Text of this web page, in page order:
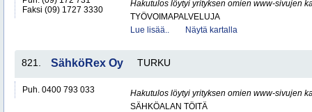
Faksi (09) 1727 3330
Hakutulos löytyi yrityksen omien www-sivujen
TYÖVOIMAPALVELUJA
Lue lisää..
Näytä kartalla
821. SähköRex Oy TURKU
Puh. 0400 793 033
Hakutulos löytyi yrityksen omien www-sivujen
SÄHKÖALAN TÖITÄ